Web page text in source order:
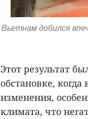
Вьетнам добился
Этот результат
обстановке,
изменения,
климата, что